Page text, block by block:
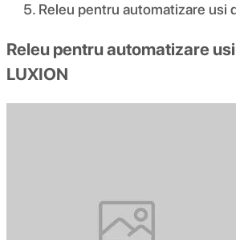
Releu pentru automatizare usi
Releu pentru automatizare
LUXION